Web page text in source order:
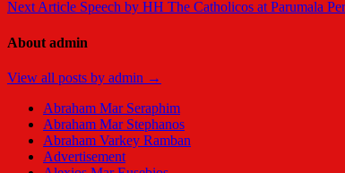
Next Article Speech by HH The Catholicos at Parumala
About admin
View all posts by admin →
Abraham Mar Seraphim
Abraham Mar Stephanos
Abraham Varkey Ramban
Advertisement